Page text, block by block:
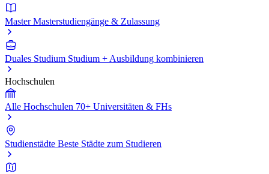
Master Masterstudiengänge & Zulassung
Duales Studium Studium + Ausbildung kombinieren
Hochschulen
Alle Hochschulen 70+ Universitäten & FHs
Studienstädte Beste Städte zum Studieren